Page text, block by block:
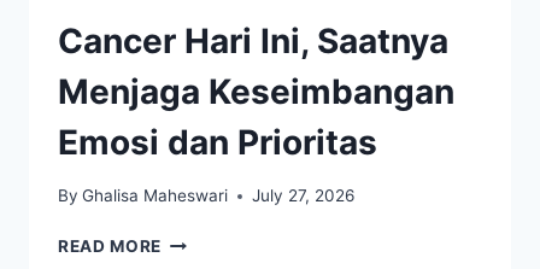
Cancer Hari Ini, Saatnya
Menjaga Keseimbangan
Emosi dan Prioritas
By Ghalisa Maheswari July 27, 2026
READ MORE CANCER